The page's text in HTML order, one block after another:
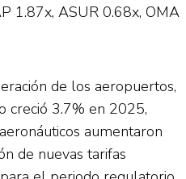
1.87x, ASUR 0.68x, OMA
de los aeropuertos,
creció 3.7% en 2025,
aumentaron
de nuevas tarifas